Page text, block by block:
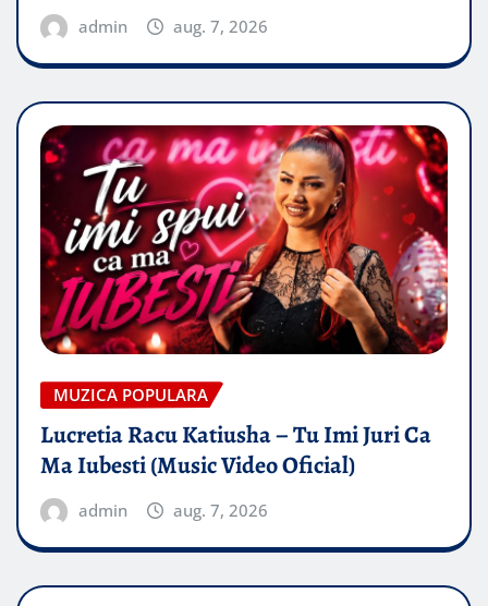
admin aug. 7, 2026
MUZICA POPULARA
Lucretia Racu Katiusha – Tu Imi Juri Ca
Ma Iubesti (Music Video Oficial)
admin aug. 7, 2026